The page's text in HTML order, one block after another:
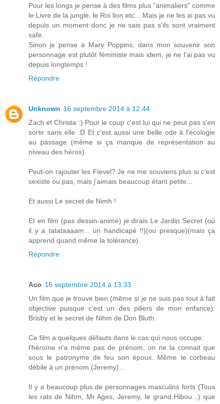
Pour les longs je pense à des films plus "animaliers" comme
le Livre de la jungle, le Roi lion etc... Mais je ne les ai pas vu
depuis un moment donc je ne sais pas s'ils sont vraiment
safe.
Sinon je pense à Mary Poppins, dans mon souvenir son
personnage est plutôt féministe mais idem, je ne l'ai pas vu
depuis longtemps !
Répondre
Unknown 16 septembre 2014 à 12:44
Zach et Christa :) Pour le coup c'est lui qui ne peut pas s'en
sortir sans elle :D Et c'est aussi une belle ode à l'écologie
au passage (même si ça manque de représentation au
niveau des héros).
Peut-on rajouter les Fievel? Je ne me souviens plus si c'est
sexiste ou pas, mais j'aimais beaucoup étant petite...
Et aussi Le secret de Nimh !
Et en film (pas dessin-animé) je dirais Le Jardin Secret (où
il y a tatataaaam... un handicapé !!)(ou presque)(mais ça
apprend quand même la tolérance).
Répondre
Aco 16 septembre 2014 à 13:33
Un film que je trouve bien (même si je ne suis pas tout à fait
objective puisque c'est un des piliers de mon enfance):
Brisby et le secret de Nihm de Don Bluth.
Ce film a quelques défauts dans le cas qui nous occupe:
l'héroïne n'a même pas de prénom, on ne la connait que
sous le patronyme de feu son époux. Même le corbeau
débile à un prénom (Jeremy)...
Il y a beaucoup plus de personnages masculins forts (Tous
les rats de Nihm, Mr Ages, Jeremy, le grand Hibou...) que